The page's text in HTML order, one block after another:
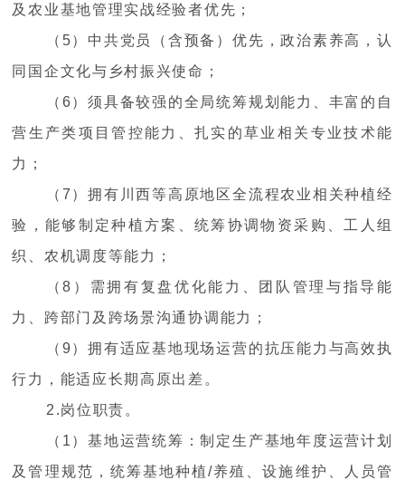
及农业基地管理实战经验者优先；
（5）中共党员（含预备）优先，政治素养高，认
同国企文化与乡村振兴使命；
（6）须具备较强的全局统筹规划能力、丰富的自
营生产类项目管控能力、扎实的草业相关专业技术能
力；
（7）拥有川西等高原地区全流程农业相关种植经
验，能够制定种植方案、统筹协调物资采购、工人组
织、农机调度等能力；
（8）需拥有复盘优化能力、团队管理与指导能
力、跨部门及跨场景沟通协调能力；
（9）拥有适应基地现场运营的抗压能力与高效执
行力，能适应长期高原出差。
2.岗位职责。
（1）基地运营统筹：制定生产基地年度运营计划
及管理规范，统筹基地种植/养殖、设施维护、人员管